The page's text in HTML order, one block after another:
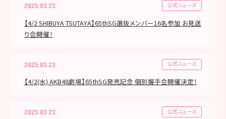
2025.03.23 公式ニュース
【4/2 SHIBUYA TSUTAYA】65thSG選抜メンバー16名参加 お見送
り会開催！
2025.03.23 公式ニュース
【4/2(水) AKB48劇場】65thSG発売記念 個別握手会開催決定！
2025.03.23 公式ニュース